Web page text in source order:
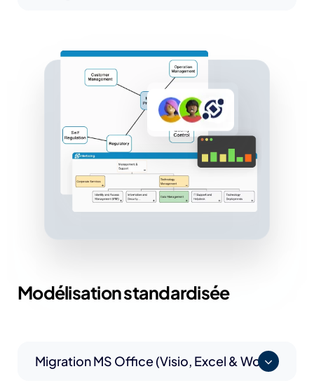
Modélisation standardisée
Migration MS Office (Visio, Excel & Word)